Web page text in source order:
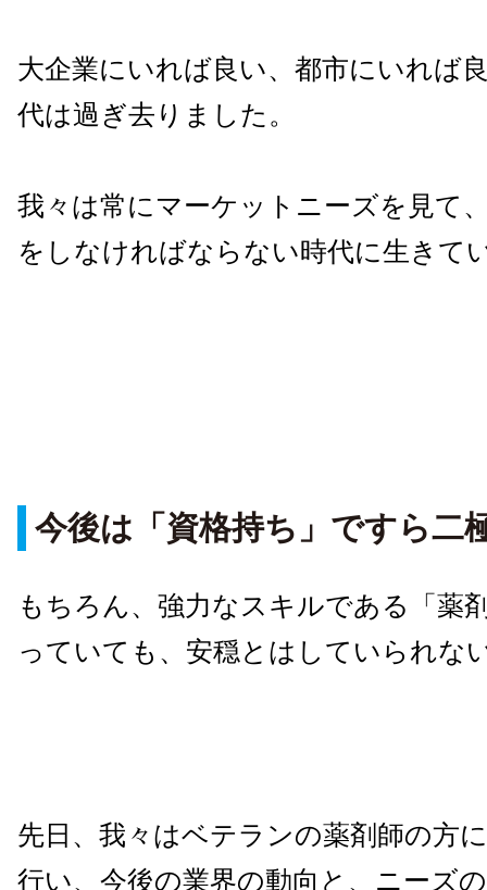
大企業にいれば良い、都市にいれば
代は過ぎ去りました。
我々は常にマーケットニーズを見て
をしなければならない時代に生きて
今後は「資格持ち」ですら二
もちろん、強力なスキルである「薬
っていても、安穏とはしていられな
先日、我々はベテランの薬剤師の方
行い、今後の業界の動向と、ニーズ